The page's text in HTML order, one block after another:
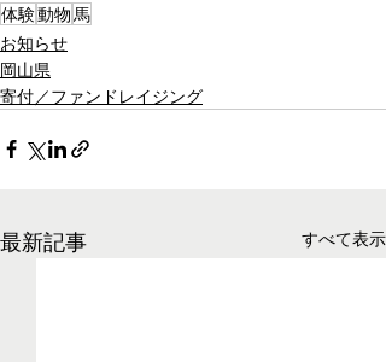
体験動物馬
お知らせ
岡山県
寄付／ファンドレイジング
最新記事 すべて表示